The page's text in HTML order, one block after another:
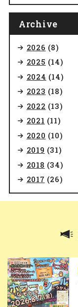
Archive
2026 (8)
2025 (14)
2024 (14)
2023 (18)
2022 (13)
2021 (11)
2020 (10)
2019 (31)
2018 (34)
2017 (26)